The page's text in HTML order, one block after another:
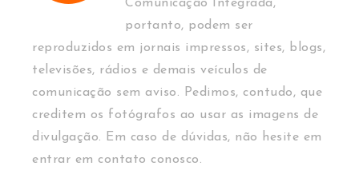
Comunicação Integrada,
portanto, podem ser
reproduzidos em jornais impressos, sites, blogs,
televisões, rádios e demais veículos de
comunicação sem aviso. Pedimos, contudo, que
creditem os fotógrafos ao usar as imagens de
divulgação. Em caso de dúvidas, não hesite em
entrar em contato conosco.